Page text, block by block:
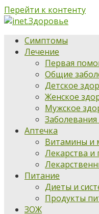
Перейти к контенту
Симптомы
Лечение
Первая
Общие
Детское
Женское
Мужское
Заболевания
Аптечка
Витамины и
Лекарства и
Питание
Диеты и
Продукты
ЗОЖ